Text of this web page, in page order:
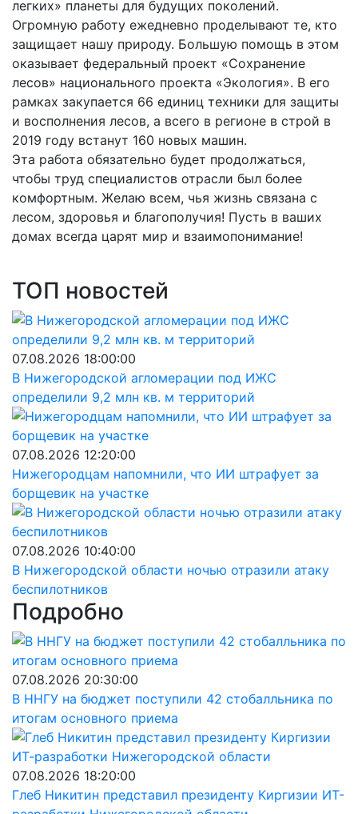
легких» планеты для будущих поколений.
Огромную работу ежедневно проделывают те, кто
защищает нашу природу. Большую помощь в этом
оказывает федеральный проект «Сохранение
лесов» национального проекта «Экология». В его
рамках закупается 66 единиц техники для защиты
и восполнения лесов, а всего в регионе в строй в
2019 году встанут 160 новых машин.
Эта работа обязательно будет продолжаться,
чтобы труд специалистов отрасли был более
комфортным. Желаю всем, чья жизнь связана с
лесом, здоровья и благополучия! Пусть в ваших
домах всегда царят мир и взаимопонимание!
ТОП новостей
07.08.2026 18:00:00
В Нижегородской агломерации под ИЖС
определили 9,2 млн кв. м территорий
07.08.2026 12:20:00
Нижегородцам напомнили, что ИИ штрафует за
борщевик на участке
07.08.2026 10:40:00
В Нижегородской области ночью отразили атаку
беспилотников
Подробно
07.08.2026 20:30:00
В ННГУ на бюджет поступили 42 стобалльника по
итогам основного приема
07.08.2026 18:20:00
Глеб Никитин представил президенту Киргизии ИТ-